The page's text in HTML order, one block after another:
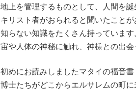
地上を管理するものとして、人間を
キリスト者がおられると聞いたこと
知らない知識をたくさん持っていま
宙や人体の神秘に触れ、神様との出
初めにお読みしましたマタイの福音
博士たちがどこからエルサレムの町